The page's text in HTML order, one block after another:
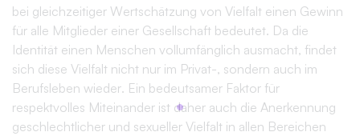
Movement eine tiefgreifende Veränderung zu einem
aufrichtigen Miteinander nach sich ziehen kann. Dafür
stehen wir als demokratische und pluralistische Gesellschaft
gemeinsam in der Verantwortung. Wir glauben, dass sich
viele Herausforderungen überwinden lassen, indem wir alle
mehr offene und ernsthafte Dialoge miteinander führen und
aktiv Inklusion und Akzeptanz fördern.